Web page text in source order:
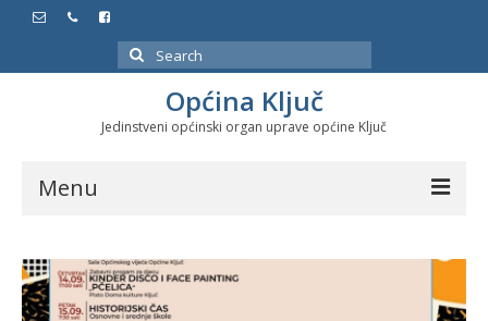
Search
for:
Općina Ključ
Jedinstveni općinski organ uprave općine Ključ
Menu
Službeni glasnici